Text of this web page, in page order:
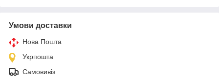
Умови доставки
Нова Пошта
Укрпошта
Самовивіз